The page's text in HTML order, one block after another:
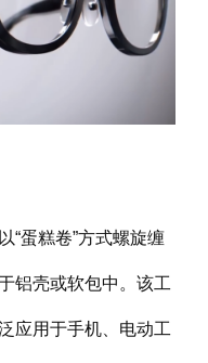
“蛋糕卷”方式螺旋缠
铝壳或软包中。该工
应用于手机、电动工